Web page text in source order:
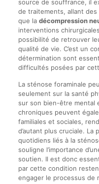
source de souffrance, il
de traitements, allant
que la décompression
interventions
possibilité de retrouver
qualité de vie. C’est un
détermination sont
difficultés posées par
La sténose foraminale
seulement sur la santé
sur son bien-être mental
chroniques peuvent
familiales et sociales,
d’autant plus cruciale.
quotidiens liés à la
souligne l’importance
soutien. Il est donc
par cette condition
engager le processus de